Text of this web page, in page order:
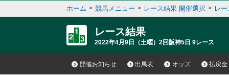
ホーム > 競馬メニュー > レース結果 開催選択 > レ
レース結果
2022年4月9日（土曜）2回阪神5日 9レース
開催お知らせ 出馬表 オッズ 払戻金